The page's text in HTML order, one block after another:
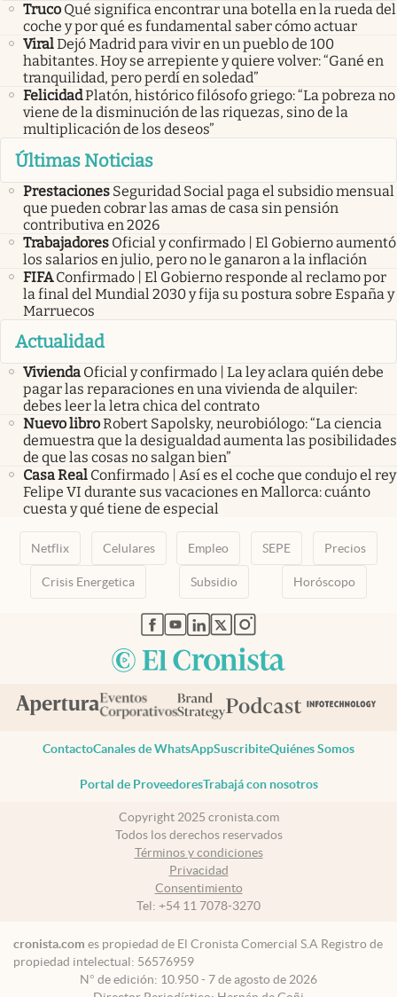
Truco Qué significa encontrar una botella en la rueda del
coche y por qué es fundamental saber cómo actuar
ViralDejó Madrid para vivir en un pueblo de 100
habitantes. Hoy se arrepiente y quiere volver: “Gané en
tranquilidad, pero perdí en soledad”
FelicidadPlatón, histórico filósofo griego: “La pobreza no
viene de la disminución de las riquezas, sino de la
multiplicación de los deseos”
Últimas Noticias
Prestaciones Seguridad Social paga el subsidio mensual
que pueden cobrar las amas de casa sin pensión
contributiva en 2026
Trabajadores Oficial y confirmado | El Gobierno aumentó
los salarios en julio, pero no le ganaron a la inflación
FIFA Confirmado | El Gobierno responde al reclamo por
la final del Mundial 2030 y fija su postura sobre España y
Marruecos
Actualidad
Vivienda Oficial y confirmado | La ley aclara quién debe
pagar las reparaciones en una vivienda de alquiler:
debes leer la letra chica del contrato
Nuevo libroRobert Sapolsky, neurobiólogo: “La ciencia
demuestra que la desigualdad aumenta las posibilidades
de que las cosas no salgan bien”
Casa Real Confirmado | Así es el coche que condujo el rey
Felipe VI durante sus vacaciones en Mallorca: cuánto
cuesta y qué tiene de especial
Netflix Celulares Empleo SEPE Precios
Crisis Energetica Subsidio Horóscopo
abre en nueva pestaña
abre en nueva pestaña
abre en nueva pestaña
abre en nueva pestaña
abre en nueva pestaña
ContactoCanales de WhatsAppSuscribiteQuiénes Somos
Portal de ProveedoresTrabajá con nosotros
Copyright 2025 cronista.com
Todos los derechos reservados
Términos y condiciones
Privacidad
Consentimiento
Tel: +54 11 7078-3270
cronista.com es propiedad de El Cronista Comercial S.A Registro de
propiedad intelectual: 56576959
N° de edición: 10.950 - 7 de agosto de 2026